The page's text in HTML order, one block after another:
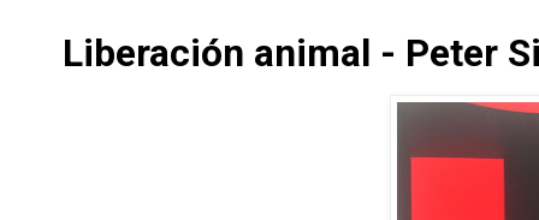
Liberación animal - Peter